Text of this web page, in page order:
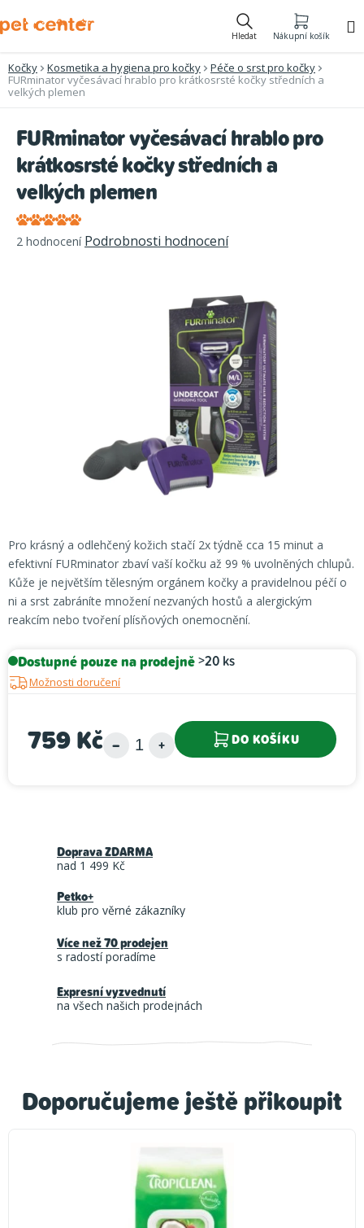
na
Hledat Nákupní košík
Kočky Kosmetika a hygiena pro kočky
Péče o srst pro kočky
FURminator vyčesávací hrablo pro krátkosrsté kočky středních a
velkých plemen
Pro krásný a odlehčený kožich stačí 2x týdně cca 15 minut a
efektivní FURminator zbaví vaší kočku až 99 % uvolněných chlupů.
Kůže je největším tělesným orgánem kočky a pravidelnou péčí o
ni a srst zabráníte množení nezvaných hostů a alergickým
reakcím nebo tvoření plísňových onemocnění.
Dostupné pouze na prodejně>20 ks
Možnosti doručení
759 Kč DO KOŠÍKU
FURminator vyčesávací hrablo pro
krátkosrsté kočky středních a
velkých plemen
Průměrné
hodnocení
2 hodnocení Podrobnosti hodnocení
Doporučujeme ještě přikoupit
Doprava ZDARMA
nad 1 499 Kč
Petko+
klub pro věrné zákazníky
Více než 70 prodejen
s radostí poradíme
Expresní vyzvednutí
na všech našich prodejnách